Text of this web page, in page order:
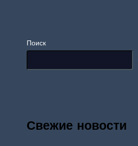
Поиск
Свежие новости